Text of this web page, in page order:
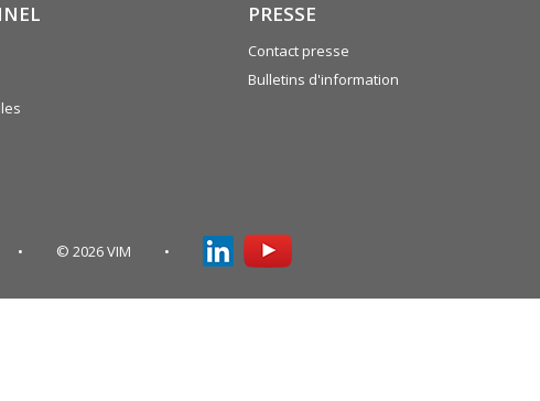
PRESSE
Contact presse
Bulletins d'information
© 2026 VIM